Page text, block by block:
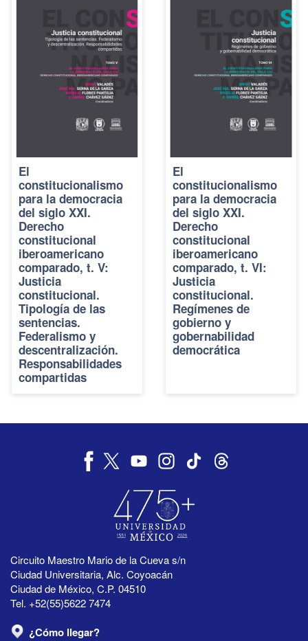
El
constitucionalismo
para la democracia
del siglo XXI.
Derecho
constitucional
iberoamericano
comparado, t. V:
Justicia
constitucional.
Tipología de las
sentencias.
Federalismo y
descentralización.
Responsabilidades
compartidas
El
constitucionalismo
para la democracia
del siglo XXI.
Derecho
constitucional
iberoamericano
comparado, t. VI:
Justicia
constitucional.
Regímenes de
gobierno y
gobernabilidad
democrática
Circuito Maestro Mario de la Cueva s/n
Ciudad Universitaria, Alc. Coyoacán
Ciudad de México, C.P. 04510
Tel. +52(55)5622 7474
¿Cómo llegar?